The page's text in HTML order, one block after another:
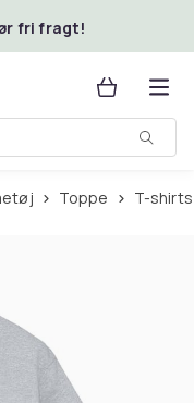
fri fragt!
Toppe T-shirts